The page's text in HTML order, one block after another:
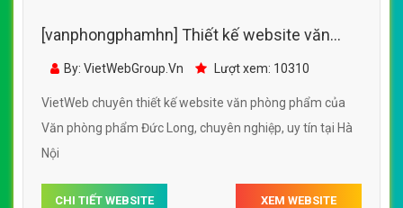
[vanphongphamhn] Thiết kế website văn
phòng phẩm của Văn phòng phẩm Đức Long
By: VietWebGroup.Vn Lượt xem: 10310
VietWeb chuyên thiết kế website văn phòng phẩm của
Văn phòng phẩm Đức Long, chuyên nghiệp, uy tín tại Hà
Nội
CHI TIẾT WEBSITE XEM WEBSITE